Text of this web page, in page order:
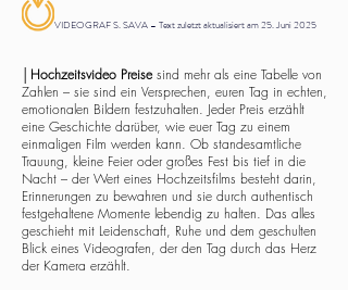
VIDEOGRAF S. SAVA – Text zuletzt aktualisiert am 25. Juni 2025
Hochzeitsvideo Preisesind mehr als eine Tabelle von
Zahlen – sie sind ein Versprechen, euren Tag in echten,
emotionalen Bildern festzuhalten. Jeder Preis erzählt
eine Geschichte darüber, wie euer Tag zu einem
einmaligen Film werden kann. Ob standesamtliche
Trauung, kleine Feier oder großes Fest bis tief in die
Nacht – der Wert eines Hochzeitsfilms besteht darin,
Erinnerungen zu bewahren und sie durch authentisch
festgehaltene Momente lebendig zu halten. Das alles
geschieht mit Leidenschaft, Ruhe und dem geschulten
Blick eines Videografen, der den Tag durch das Herz
der Kamera erzählt.